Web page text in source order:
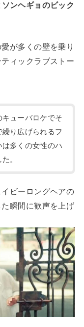
ンヘギョのビック
が多くの壁を乗り
ィックラブストー
ューバロケでそ
り広げられるフ
は多くの女性のハ
。
ビーロングヘアの
瞬間に歓声を上げ